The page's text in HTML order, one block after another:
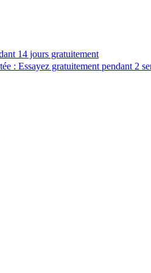
14 jours gratuitement
: Essayez gratuitement pendant 2